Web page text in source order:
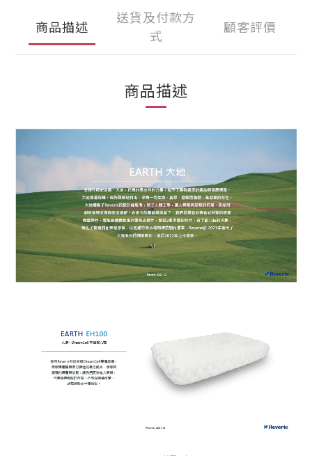
商品描述
送貨及付款方
式
顧客評價
商品描述